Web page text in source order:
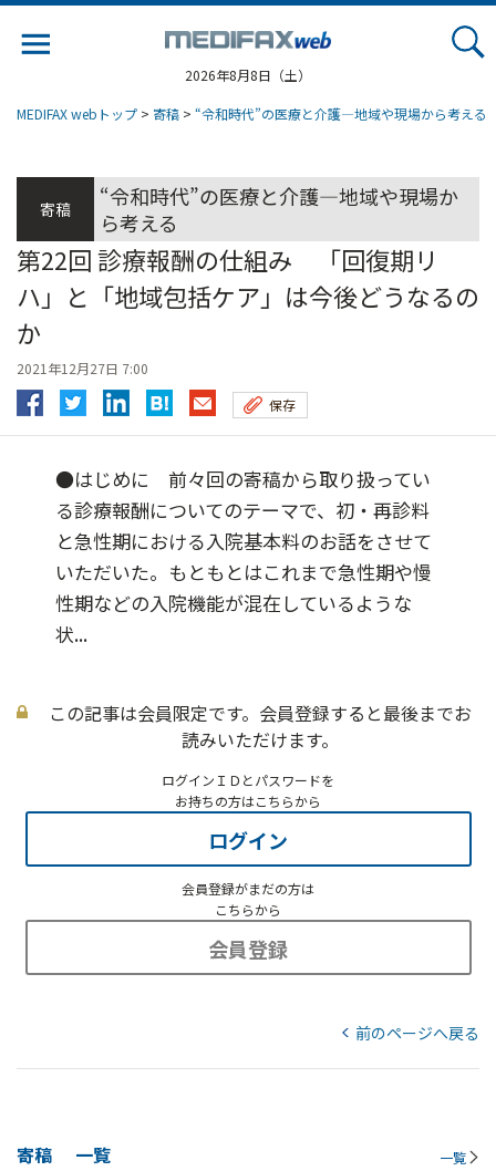
2026年8月8日（土）
MEDIFAX webトップ > 寄稿 > “令和時代”の医療と介護―地域や現場から考える
寄稿
“令和時代”の医療と介護―地域や現場か
ら考える
第22回 診療報酬の仕組み 「回復期リ
ハ」と「地域包括ケア」は今後どうなるの
か
2021年12月27日 7:00
保存
●はじめに 前々回の寄稿から取り扱ってい
る診療報酬についてのテーマで、初・再診料
と急性期における入院基本料のお話をさせて
いただいた。もともとはこれまで急性期や慢
性期などの入院機能が混在しているような
状...
この記事は会員限定です。会員登録すると最後までお
読みいただけます。
ログインＩＤとパスワードを
お持ちの方はこちらから
ログイン
会員登録がまだの方は
こちらから
会員登録
前のページへ戻る
寄稿 一覧 一覧